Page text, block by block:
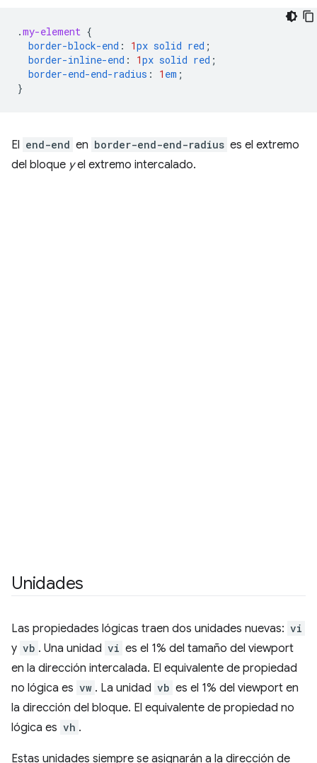
.my-element {
border-block-end : 1px solid red ;
border-inline-end : 1px solid red ;
border-end-end-radius : 1 em ;
}
El end-end en border-end-end-radius es el extremo
del bloque yel extremo intercalado.
Unidades
Las propiedades lógicas traen dos unidades nuevas: vi
y vb . Una unidad vi es el 1% del tamaño del viewport
en la dirección intercalada. El equivalente de propiedad
no lógica es vw . La unidad vb es el 1% del viewport en
la dirección del bloque. El equivalente de propiedad no
lógica es vh .
Estas unidades siempre se asignarán a la dirección de